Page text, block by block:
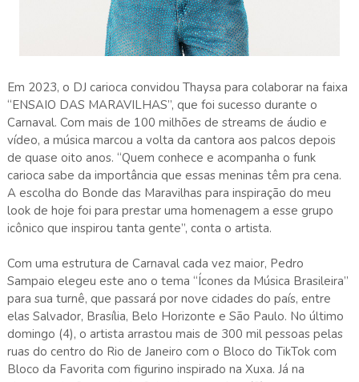
Em 2023, o DJ carioca convidou Thaysa para colaborar na faixa
“ENSAIO DAS MARAVILHAS”, que foi sucesso durante o
Carnaval. Com mais de 100 milhões de streams de áudio e
vídeo, a música marcou a volta da cantora aos palcos depois
de quase oito anos. “Quem conhece e acompanha o funk
carioca sabe da importância que essas meninas têm pra cena.
A escolha do Bonde das Maravilhas para inspiração do meu
look de hoje foi para prestar uma homenagem a esse grupo
icônico que inspirou tanta gente”, conta o artista.
Com uma estrutura de Carnaval cada vez maior, Pedro
Sampaio elegeu este ano o tema “Ícones da Música Brasileira”
para sua turnê, que passará por nove cidades do país, entre
elas Salvador, Brasília, Belo Horizonte e São Paulo. No último
domingo (4), o artista arrastou mais de 300 mil pessoas pelas
ruas do centro do Rio de Janeiro com o Bloco do TikTok com
Bloco da Favorita com figurino inspirado na Xuxa. Já na